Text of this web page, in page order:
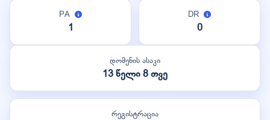
PA
1
DR
0
დომენის ასაკი
13 წელი 8 თვე
რეგისტრაცია